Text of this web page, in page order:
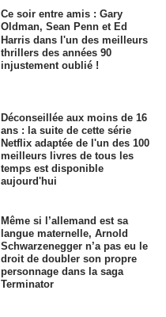
Ce soir entre amis : Gary
Oldman, Sean Penn et Ed
Harris dans l'un des meilleurs
thrillers des années 90
injustement oublié !
Déconseillée aux moins de 16
ans : la suite de cette série
Netflix adaptée de l'un des 100
meilleurs livres de tous les
temps est disponible
aujourd'hui
Même si l’allemand est sa
langue maternelle, Arnold
Schwarzenegger n’a pas eu le
droit de doubler son propre
personnage dans la saga
Terminator